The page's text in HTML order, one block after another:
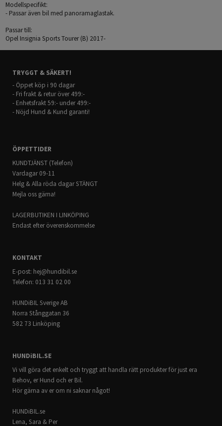
Modellspecifikt:
- Passar även bil med panoramaglastak.
Passar till:
Opel Insignia Sports Tourer (B) 2017-
TRYGGT & SÄKERT!
- Öppet köp i 90 dagar
- Fri frakt & retur över 499:-
- Enhetsfrakt 59:- under 499:-
- Nöjd Hund & Kund garanti!
ÖPPETTIDER
KUNDTJÄNST (Telefon)
Vardagar 09-11
Helg & Alla röda dagar STÄNGT
Mejla oss gärna!
LAGERBUTIKEN I LINKÖPING
Endast efter överenskommelse
KONTAKT
E-post: hej@hundibil.se
Telefon: 013 31 02 00
HUNDiBIL Sverige AB
Norra Stånggatan 36
582 73 Linköping
HUNDiBIL.SE
Vi vill göra det enkelt och tryggt att handla rätt produkter för just era
Behov, er Hund och er Bil.
Hör gärna av er om ni saknar något!
HUNDiBIL.se
Lena, Sara & Per